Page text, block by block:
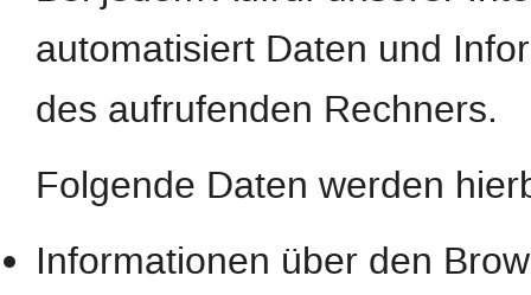
automatisiert Daten und
des aufrufenden Rechners.
Folgende Daten werden
Informationen über den